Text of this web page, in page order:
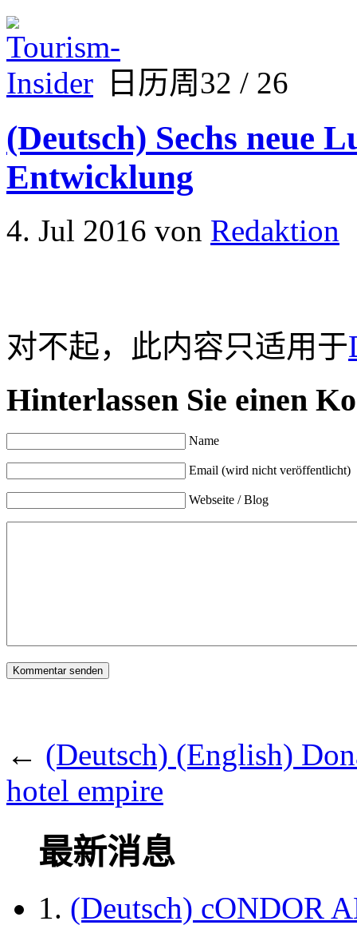
日历周32 / 26
(Deutsch) Sechs neue
Entwicklung
4. Jul 2016 von Redaktion
对不起，此内容只适用于
Hinterlassen Sie einen
Name
Email (wird nicht veröffentlicht)
Webseite / Blog
← (Deutsch) (English)
hotel empire
最新消息
(Deutsch) cONDOR